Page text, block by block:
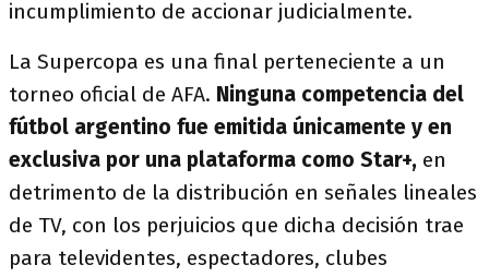
incumplimiento de accionar judicialmente.
La Supercopa es una final perteneciente a un
torneo oficial de AFA. Ninguna competencia del
fútbol argentino fue emitida únicamente y en
exclusiva por una plataforma como Star+, en
detrimento de la distribución en señales lineales
de TV, con los perjuicios que dicha decisión trae
para televidentes, espectadores, clubes